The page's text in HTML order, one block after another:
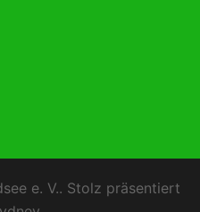
e. V.. Stolz präsentiert